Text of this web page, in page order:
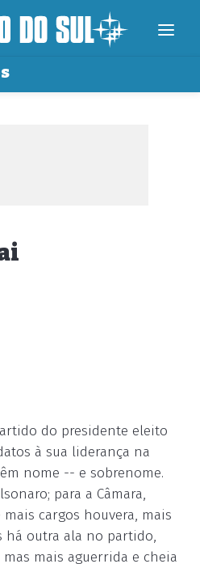
do presidente eleito
à sua liderança na
nome -- e sobrenome.
para a Câmara,
mais cargos houvera, mais
há outra ala no partido,
mais aguerrida e cheia